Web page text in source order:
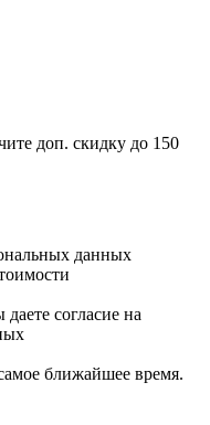
доп. скидку до 150
данных
согласие на
ближайшее время.